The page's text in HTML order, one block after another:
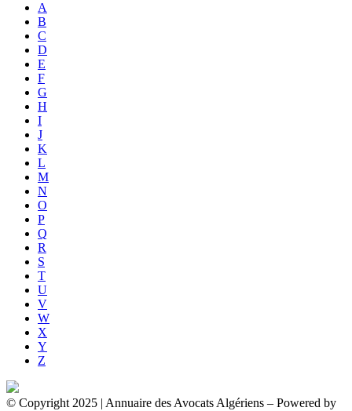
A
B
C
D
E
F
G
H
I
J
K
L
M
N
O
P
Q
R
S
T
U
V
W
X
Y
Z
© Copyright 2025 | Annuaire des Avocats Algériens – Powered by